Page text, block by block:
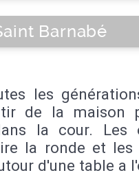
Barnabé
les
de la maison
la cour. Les
la ronde et les
d'une table a